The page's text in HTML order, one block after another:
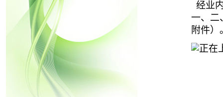
经业
一、二
附件）